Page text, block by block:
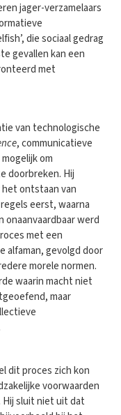
jager-verzamelaars
die sociaal gedrag
gevallen kan een
met
van technologische
, communicatieve
om
doorbreken. Hij
ontstaan van
eerst, waarna
werd
met een
alfaman, gevolgd door
morele normen.
waarin macht niet
maar
dit proces zich kon
voorwaarden
Hij sluit niet uit dat